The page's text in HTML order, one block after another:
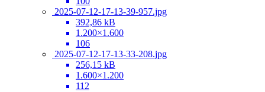
2025-07-12-17-13-39-957.jpg
392,86 kB
1.200×1.600
106
2025-07-12-17-13-33-208.jpg
256,15 kB
1.600×1.200
112